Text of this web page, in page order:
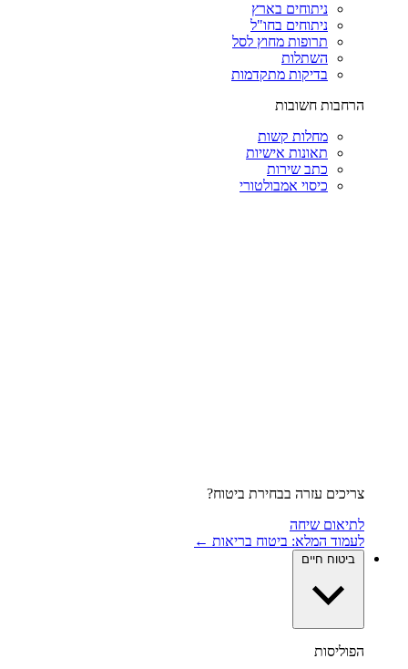
ניתוחים בארץ
ניתוחים בחו"ל
תרופות מחוץ לסל
השתלות
בדיקות מתקדמות
הרחבות חשובות
מחלות קשות
תאונות אישיות
כתב שירות
כיסוי אמבולטורי
צריכים עזרה בבחירת ביטוח?
לתיאום שיחה
לעמוד המלא: ביטוח בריאות ←
ביטוח חיים
הפוליסות